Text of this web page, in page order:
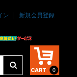
ン 新規会員登録
0